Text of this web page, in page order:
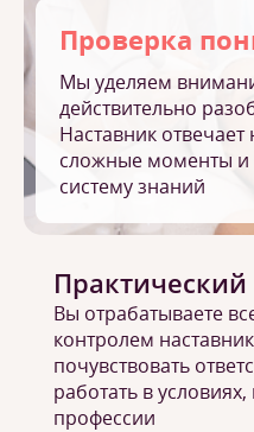
Проверка
Мы уделяем
действительно
Наставник
сложные моменты и
систему знаний
Вы отрабатываете
контролем
почувствовать
работать в
профессии